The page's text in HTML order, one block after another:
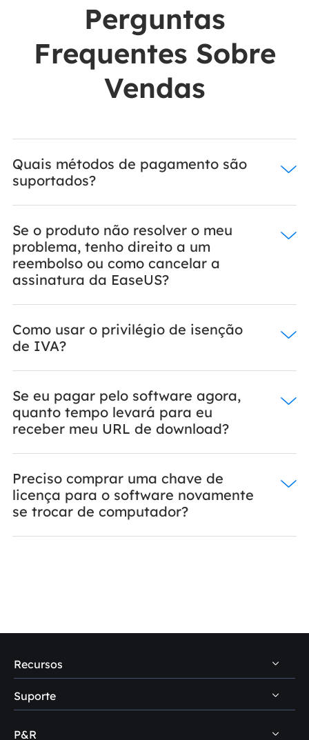
Perguntas
Frequentes Sobre
Vendas
Quais métodos de pagamento são
suportados?
Se o produto não resolver o meu
problema, tenho direito a um
reembolso ou como cancelar a
assinatura da EaseUS?
Como usar o privilégio de isenção
de IVA?
Se eu pagar pelo software agora,
quanto tempo levará para eu
receber meu URL de download?
Preciso comprar uma chave de
licença para o software novamente
se trocar de computador?
Recursos
Dicas de recuperação de dados PC
Dicas de recuperação de dados Mac
Suporte
Central de suporte
P&R